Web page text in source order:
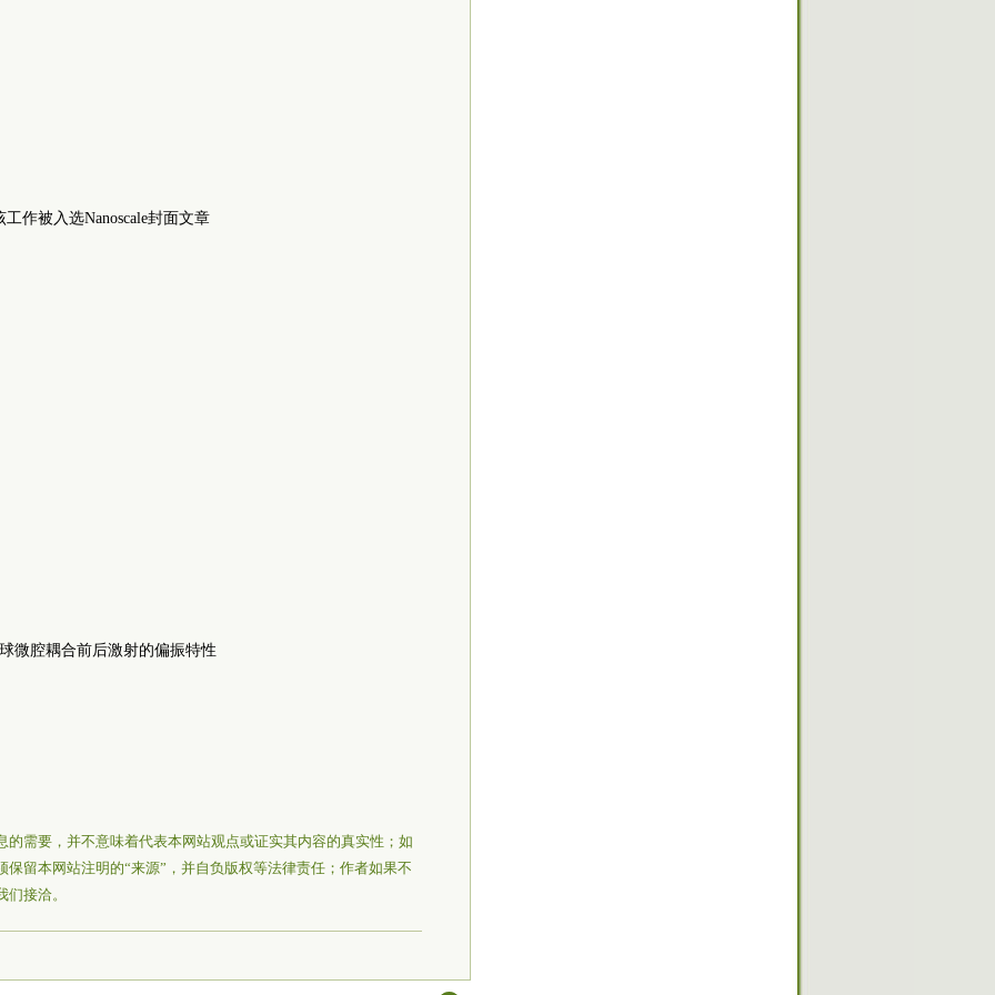
工作被入选Nanoscale封面文章
微腔耦合前后激射的偏振特性
需要，并不意味着代表本网站观点或证实其内容的真实性；如
留本网站注明的“来源”，并自负版权等法律责任；作者如果不
接洽。